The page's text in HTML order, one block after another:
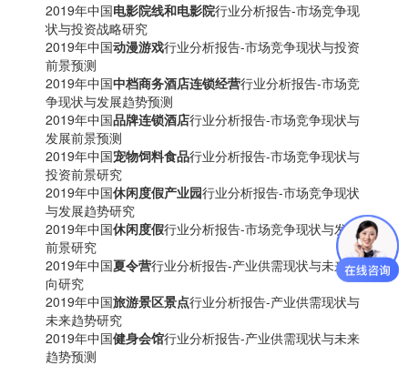
2019年中国电影院线和电影院行业分析报告-市场竞争现
状与投资战略研究
2019年中国动漫游戏行业分析报告-市场竞争现状与投资
前景预测
2019年中国中档商务酒店连锁经营行业分析报告-市场竞
争现状与发展趋势预测
2019年中国品牌连锁酒店行业分析报告-市场竞争现状与
发展前景预测
2019年中国宠物饲料食品行业分析报告-市场竞争现状与
投资前景研究
2019年中国休闲度假产业园行业分析报告-市场竞争现状
与发展趋势研究
2019年中国休闲度假行业分析报告-市场竞争现状与发展
前景研究
2019年中国夏令营行业分析报告-产业供需现状与未来动
向研究
2019年中国旅游景区景点行业分析报告-产业供需现状与
未来趋势研究
2019年中国健身会馆行业分析报告-产业供需现状与未来
趋势预测